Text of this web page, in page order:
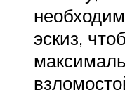
эскиз,